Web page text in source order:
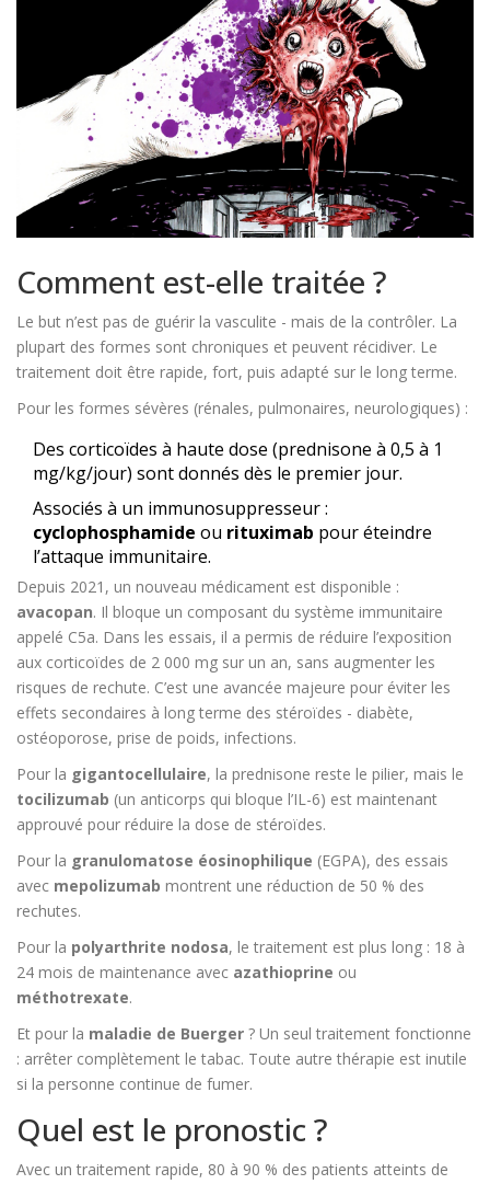
Comment est-elle traitée ?
Le but n’est pas de guérir la vasculite - mais de la contrôler. La
plupart des formes sont chroniques et peuvent récidiver. Le
traitement doit être rapide, fort, puis adapté sur le long terme.
Pour les formes sévères (rénales, pulmonaires, neurologiques) :
Des corticoïdes à haute dose (prednisone à 0,5 à 1
mg/kg/jour) sont donnés dès le premier jour.
Associés à un immunosuppresseur :
cyclophosphamide ou rituximab pour éteindre
l’attaque immunitaire.
Depuis 2021, un nouveau médicament est disponible :
avacopan. Il bloque un composant du système immunitaire
appelé C5a. Dans les essais, il a permis de réduire l’exposition
aux corticoïdes de 2 000 mg sur un an, sans augmenter les
risques de rechute. C’est une avancée majeure pour éviter les
effets secondaires à long terme des stéroïdes - diabète,
ostéoporose, prise de poids, infections.
Pour la gigantocellulaire, la prednisone reste le pilier, mais le
tocilizumab (un anticorps qui bloque l’IL-6) est maintenant
approuvé pour réduire la dose de stéroïdes.
Pour la granulomatose éosinophilique (EGPA), des essais
avec mepolizumab montrent une réduction de 50 % des
rechutes.
Pour la polyarthrite nodosa, le traitement est plus long : 18 à
24 mois de maintenance avec azathioprine ou
méthotrexate.
Et pour la maladie de Buerger ? Un seul traitement fonctionne
: arrêter complètement le tabac. Toute autre thérapie est inutile
si la personne continue de fumer.
Quel est le pronostic ?
Avec un traitement rapide, 80 à 90 % des patients atteints de